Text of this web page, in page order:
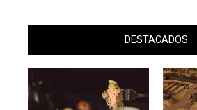
DESTACADOS